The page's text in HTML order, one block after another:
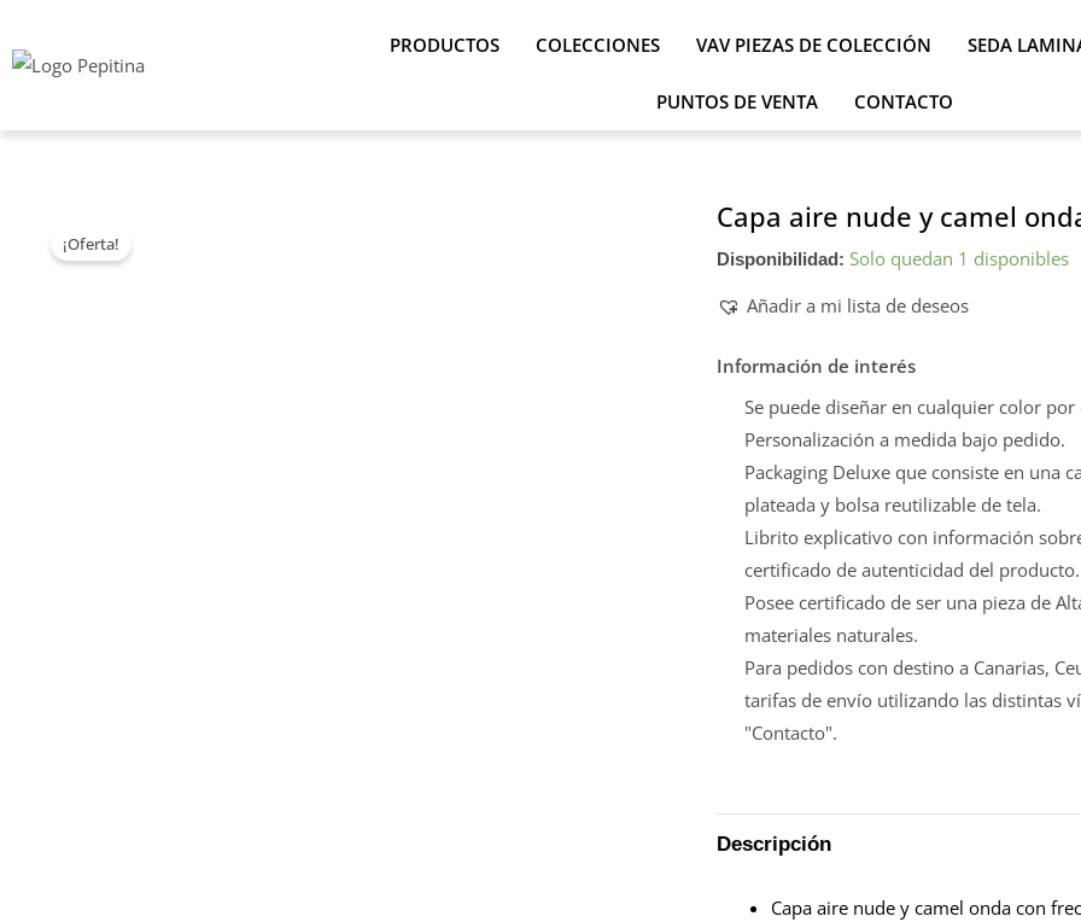
al
contenido
PRODUCTOS COLECCIONES VAV PIEZAS DE COLECCIÓN SEDA
PUNTOS DE VENTA CONTACTO
¡Oferta!
Capa aire nude y camel
Disponibilidad: Solo quedan 1 disponibles
Añadir a mi lista de deseos
Información de interés
Se puede diseñar en cualquier color por
Personalización a medida bajo pedido.
Packaging Deluxe que consiste en una
plateada y bolsa reutilizable de tela.
Librito explicativo con información
certificado de autenticidad del producto.
Posee certificado de ser una pieza de
materiales naturales.
Para pedidos con destino a Canarias,
tarifas de envío utilizando las distintas
"Contacto".
Descripción
Capa aire nude y camel onda con